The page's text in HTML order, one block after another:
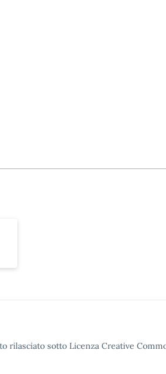
rilasciato sotto Licenza Creative